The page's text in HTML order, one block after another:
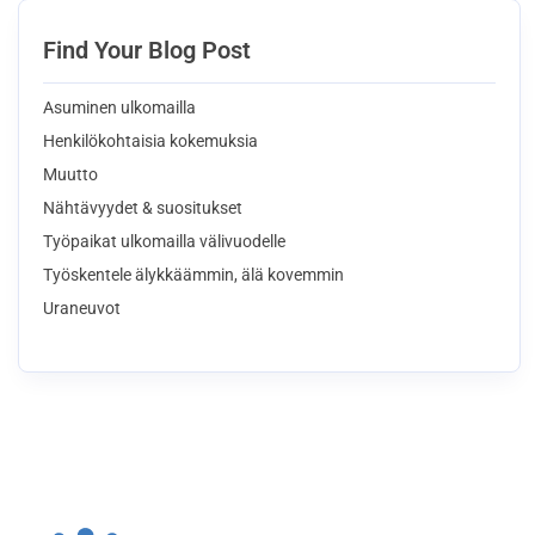
Find Your Blog Post
Asuminen ulkomailla
Henkilökohtaisia kokemuksia
Muutto
Nähtävyydet & suositukset
Työpaikat ulkomailla välivuodelle
Työskentele älykkäämmin, älä kovemmin
Uraneuvot